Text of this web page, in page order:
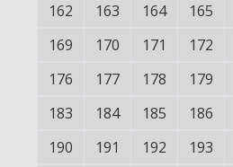
162
163 164 165
169
170 171 172
176
177 178 179
183
184 185 186
190
191 192 193